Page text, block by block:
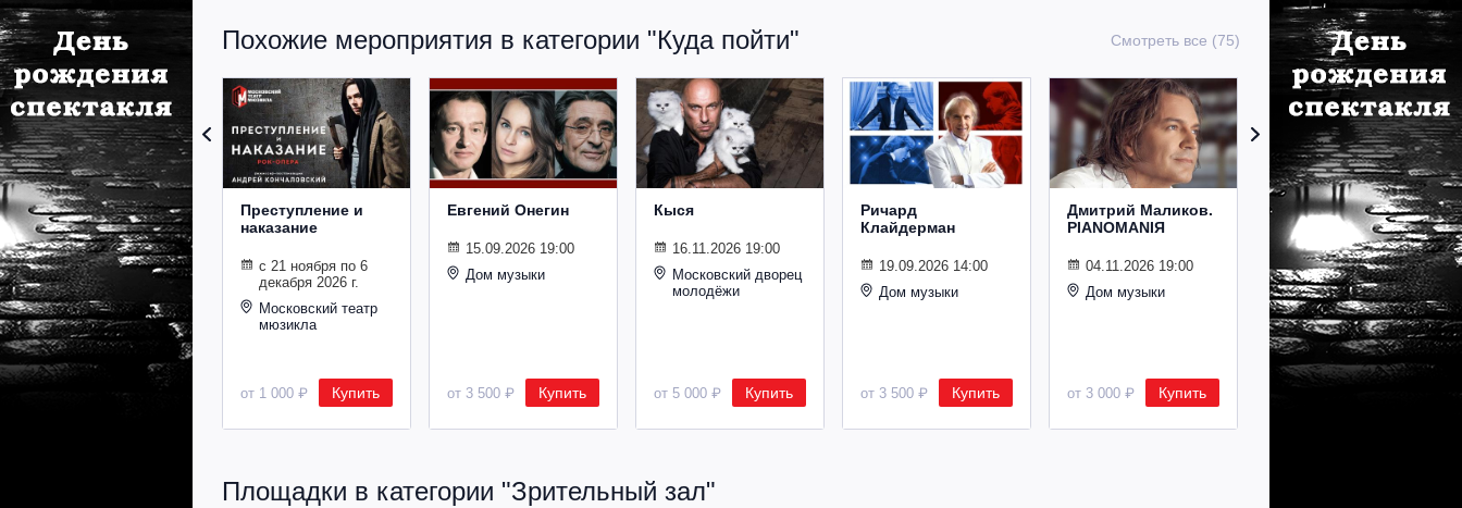
Похожие мероприятия в категории "Куда пойти" Смотреть все (75)
Преступление и
наказание
с 21 ноября по 6
декабря 2026 г.
Московский театр
мюзикла
от 1 000 ₽ Купить
Евгений Онегин
15.09.2026 19:00
Дом музыки
от 3 500 ₽ Купить
Кыся
16.11.2026 19:00
Московский дворец
молодёжи
от 5 000 ₽ Купить
Ричард
Клайдерман
19.09.2026 14:00
Дом музыки
от 3 500 ₽ Купить
Дмитрий Маликов.
PIANOMANIЯ
04.11.2026 19:00
Дом музыки
от 3 000 ₽ Купить
Рождественский
концерт
Владимира
Спивакова
24.12.2026 19:00
Дом музыки
Площадки в категории "Зрительный зал"